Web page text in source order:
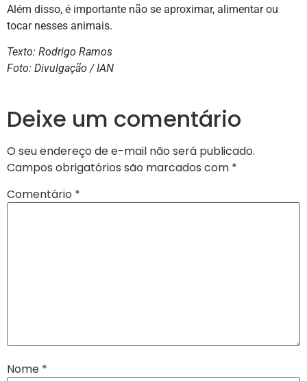
Além disso, é importante não se aproximar, alimentar ou
tocar nesses animais.
Texto: Rodrigo Ramos
Foto: Divulgação / IAN
Deixe um comentário
O seu endereço de e-mail não será publicado.
Campos obrigatórios são marcados com *
Comentário *
Nome *